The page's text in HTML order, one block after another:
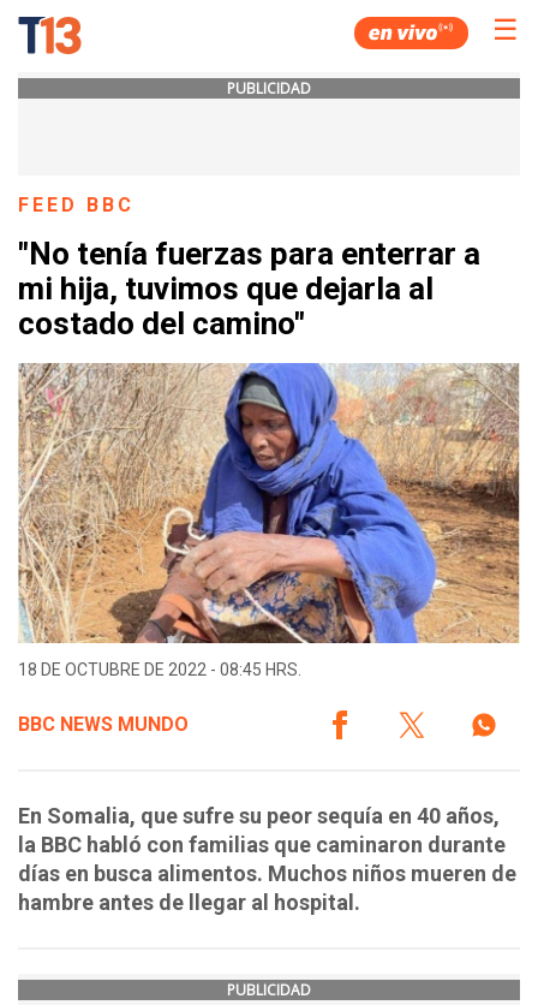
☰
PUBLICIDAD
FEED BBC
"No tenía fuerzas para enterrar a
mi hija, tuvimos que dejarla al
costado del camino"
18 DE OCTUBRE DE 2022 - 08:45 HRS.
BBC NEWS MUNDO
En Somalia, que sufre su peor sequía en 40 años,
la BBC habló con familias que caminaron durante
días en busca alimentos. Muchos niños mueren de
hambre antes de llegar al hospital.
PUBLICIDAD